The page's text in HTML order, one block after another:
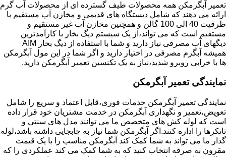
تعمیر آبگرمکن همه محصولات طیف گسترده ای از محصولات آب گرم
ارائه می دهند که شامل دیستگاه های قدیمی و مخازن آب مستقیم با
ظرفیت 40 الی 100 گالن و همچنین مخازن آب غیر مستقیم و
مستقیم است که می تواند،از یک سیستم دیگ بخار با کارآمدترین
دیگهای آب مصرفی نیاز دارید و شما با استفاده از دیگ بخار AIM
همیشه آبگرم مصرفی در اختیار دارید و اگر شما در این مول آبگرمکن
ها با خرابی روبرو شدید،نیاز به یک تکنسین تعمیر آبگرمکن دارید.
نمایندگی تعمیر آبگرمکن
نمایندگی تعمیر آبگرمکن خدمات فوری،قابل اعتماد و سریع را شامل
تعویض،تعمیر و نگهداری آبگرمکن در خدمت مشتریان خود قرار داده
است که لوله کش های متخصص ما می توانند مدل های سنتی و
تانکرها را اداره کنند.اگر آبگرمکن شما نیاز به جابجایی داشته باشد،لوله
گذار ما می تواند به شما کمک کند آبگرمکن مناسب را با یک قیمت
مقرون به صرفه انتخاب کنید که به شما کمک می کند عملکردی را که